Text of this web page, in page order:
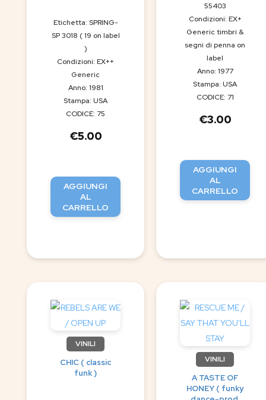
Etichetta: SPRING-
SP 3018 ( 19 on label
)
Condizioni: EX++
Generic
Anno: 1981
Stampa: USA
CODICE: 75
€5.00
AGGIUNGI
AL
CARRELLO
55403
Condizioni: EX+
Generic timbri &
segni di penna on
label
Anno: 1977
Stampa: USA
CODICE: 71
€3.00
AGGIUNGI
AL
CARRELLO
VINILI
CHIC ( classic
funk )
VINILI
A TASTE OF
HONEY ( funky